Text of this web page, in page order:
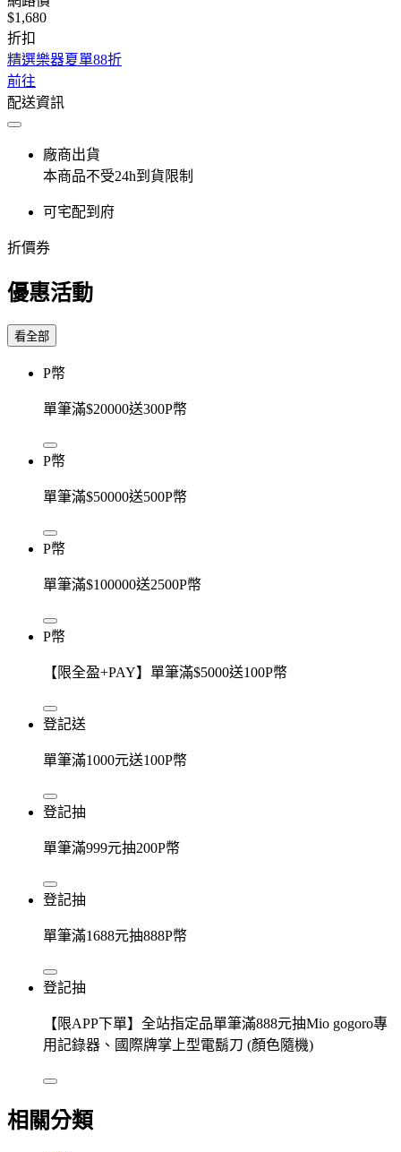
$1,680
折扣
精選樂器夏單88折
前往
配送資訊
廠商出貨
本商品不受24h到貨限制
可宅配到府
折價券
優惠活動
看全部
P幣
單筆滿$20000送300P幣
P幣
單筆滿$50000送500P幣
P幣
單筆滿$100000送2500P幣
P幣
【限全盈+PAY】單筆滿$5000送100P幣
登記送
單筆滿1000元送100P幣
登記抽
單筆滿999元抽200P幣
登記抽
單筆滿1688元抽888P幣
登記抽
【限APP下單】全站指定品單筆滿888元抽Mio gogoro專
用記錄器、國際牌掌上型電鬍刀 (顏色隨機)
相關分類